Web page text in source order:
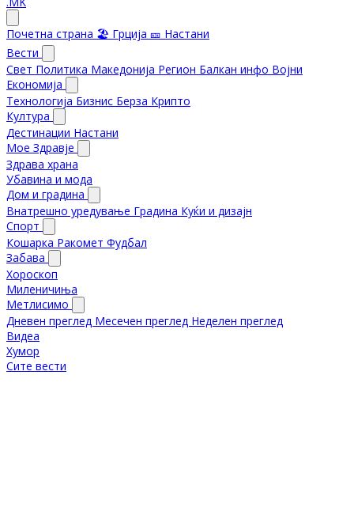
Почетна страна 🏖️ Грција 🎫 Настани
Вести
Свет Политика Македонија Регион Балкан инфо Војни
Економија
Технологија Бизнис Берза Крипто
Култура
Дестинации Настани
Мое Здравје
Здрава храна
Убавина и мода
Дом и градина
Внатрешно уредување Градина Куќи и дизајн
Спорт
Кошарка Ракомет Фудбал
Забава
Хороскоп
Миленичиња
Метлисимо
Дневен преглед Месечен преглед Неделен преглед
Видеа
Хумор
Сите вести